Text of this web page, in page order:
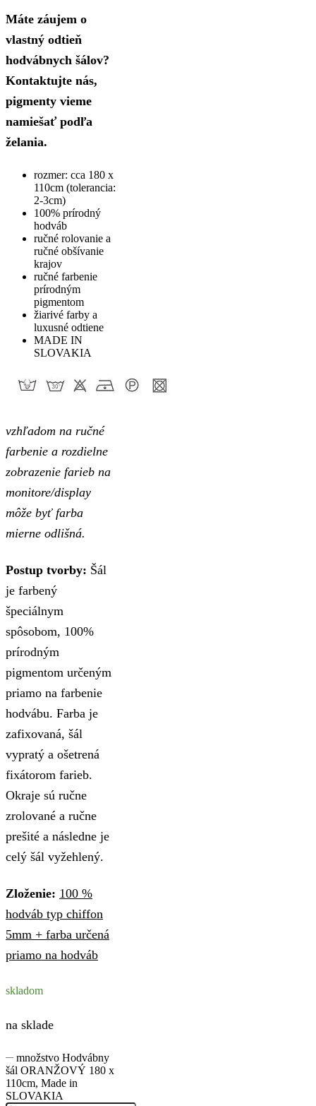
Máte záujem o
vlastný odtieň
hodvábnych šálov?
Kontaktujte nás,
pigmenty vieme
namiešať podľa
želania.
rozmer: cca 180 x
110cm (tolerancia:
2-3cm)
100% prírodný
hodváb
ručné rolovanie a
ručné obšívanie
krajov
ručné farbenie
prírodným
pigmentom
žiarivé farby a
luxusné odtiene
MADE IN
SLOVAKIA
vzhľadom na ručné
farbenie a rozdielne
zobrazenie farieb na
monitore/display
môže byť farba
mierne odlišná.
Postup tvorby: Šál
je farbený
špeciálnym
spôsobom, 100%
prírodným
pigmentom určeným
priamo na farbenie
hodvábu. Farba je
zafixovaná, šál
vypratý a ošetrená
fixátorom farieb.
Okraje sú ručne
zrolované a ručne
prešité a následne je
celý šál vyžehlený.
Zloženie: 100 %
hodváb typ chiffon
5mm + farba určená
priamo na hodváb
skladom
na sklade
množstvo Hodvábny
šál ORANŽOVÝ 180 x
110cm, Made in
SLOVAKIA